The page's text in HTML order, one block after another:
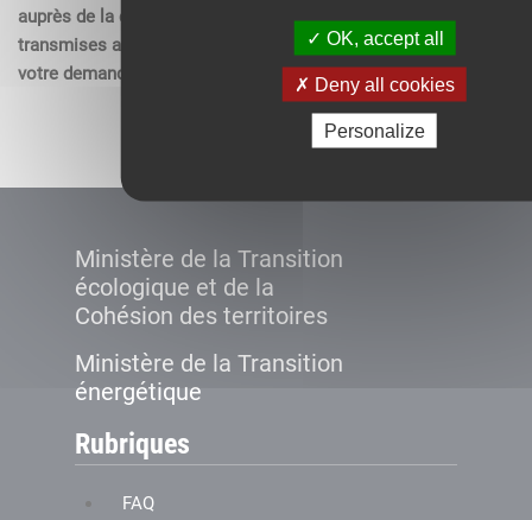
OK, accept all
Deny all cookies
Personalize
auprès de la collectivité. Les données recueillies seront
transmises aux services compétents pour l’instruction de
votre demande.
Créer le compte
Ministère de la Transition
écologique et de la
Cohésion des territoires
Ministère de la Transition
énergétique
Rubriques
FAQ